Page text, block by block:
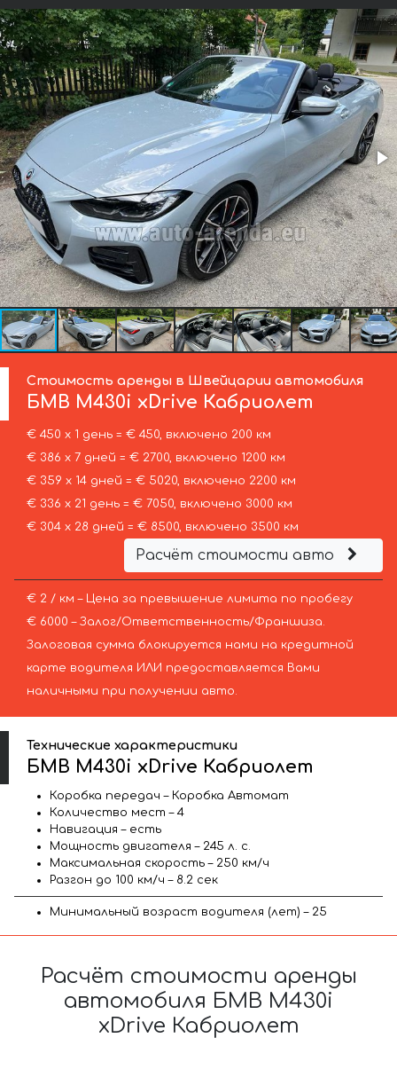
Стоимость аренды в Швейцарии автомобиля
БМВ M430i xDrive Кабриолет
€ 450 х 1 день = € 450, включено 200 км
€ 386 х 7 дней = € 2700, включено 1200 км
€ 359 х 14 дней = € 5020, включено 2200 км
€ 336 х 21 день = € 7050, включено 3000 км
€ 304 х 28 дней = € 8500, включено 3500 км
Расчёт стоимости авто
€ 2 / км – Цена за превышение лимита по пробегу
€ 6000 – Залог/Ответственность/Франшиза.
Залоговая сумма блокируется нами на кредитной
карте водителя ИЛИ предоставляется Вами
наличными при получении авто.
Технические характеристики
БМВ M430i xDrive Кабриолет
Коробка передач – Коробка Автомат
Количество мест – 4
Навигация – есть
Мощность двигателя – 245 л. с.
Максимальная скорость – 250 км/ч
Разгон до 100 км/ч – 8.2 сек
Минимальный возраст водителя (лет) – 25
Расчёт стоимости аренды
автомобиля БМВ M430i
xDrive Кабриолет